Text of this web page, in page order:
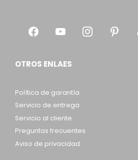
OTROS ENLAES
Política de garantía
Servicio de entrega
Servicio al cliente
Preguntas frecuentes
Aviso de privacidad